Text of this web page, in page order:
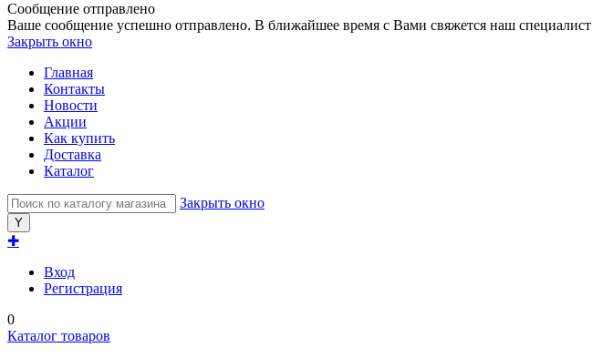
Сообщение отправлено
Ваше сообщение успешно отправлено. В ближайшее время с Вами свяжется наш специалист
Закрыть окно
Главная
Контакты
Новости
Акции
Как купить
Доставка
Каталог
Закрыть окно
✚
Вход
Регистрация
0
Каталог товаров